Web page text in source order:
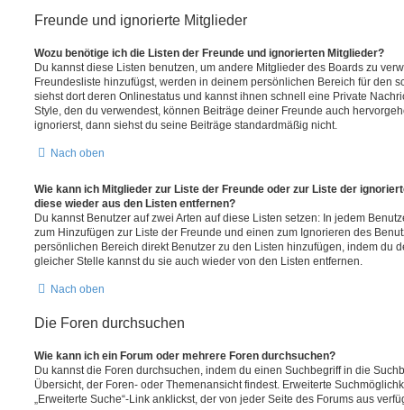
Freunde und ignorierte Mitglieder
Wozu benötige ich die Listen der Freunde und ignorierten Mitglieder?
Du kannst diese Listen benutzen, um andere Mitglieder des Boards zu
Freundesliste hinzufügst, werden in deinem persönlichen Bereich für den
siehst dort deren Onlinestatus und kannst ihnen schnell eine Private
Style, den du verwendest, können Beiträge deiner Freunde auch
ignorierst, dann siehst du seine Beiträge standardmäßig nicht.
Nach oben
Wie kann ich Mitglieder zur Liste der Freunde oder zur Liste der
diese wieder aus den Listen entfernen?
Du kannst Benutzer auf zwei Arten auf diese Listen setzen: In jedem
zum Hinzufügen zur Liste der Freunde und einen zum Ignorieren des
persönlichen Bereich direkt Benutzer zu den Listen hinzufügen, indem du
gleicher Stelle kannst du sie auch wieder von den Listen entfernen.
Nach oben
Die Foren durchsuchen
Wie kann ich ein Forum oder mehrere Foren durchsuchen?
Du kannst die Foren durchsuchen, indem du einen Suchbegriff in die
Übersicht, der Foren- oder Themenansicht findest. Erweiterte
„Erweiterte Suche“-Link anklickst, der von jeder Seite des Forums aus